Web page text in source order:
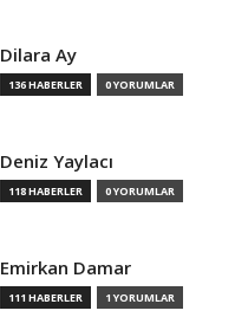
Dilara Ay
136 HABERLER 0 YORUMLAR
Deniz Yaylacı
118 HABERLER 0 YORUMLAR
Emirkan Damar
111 HABERLER 1 YORUMLAR